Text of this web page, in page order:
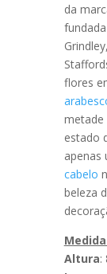
da
flores
metade
estado
apenas
cabelo
beleza
Altura: